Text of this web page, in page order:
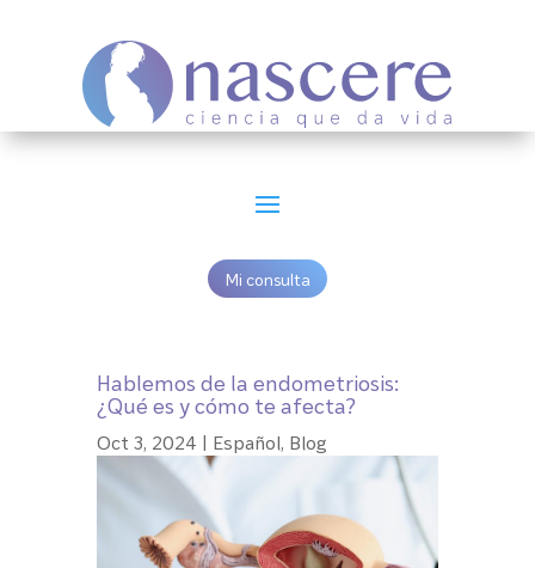
Mi consulta
Hablemos de la endometriosis:
¿Qué es y cómo te afecta?
Oct 3, 2024 | Español, Blog